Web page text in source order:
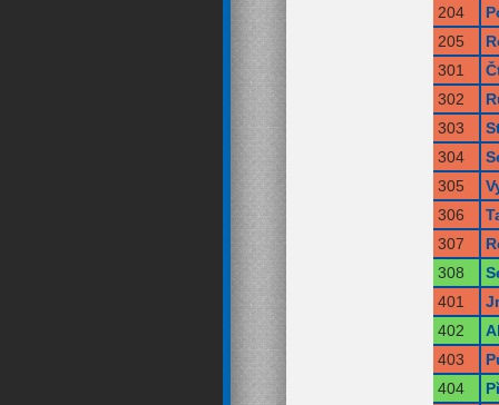
204
205
301
302
303
304
305
306
307
308
401
402
403
404